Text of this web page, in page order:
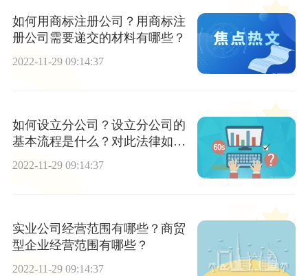
如何用商标注册公司？用商标注
册公司需要递交的材料有哪些？
2022-11-29 09:14:37
如何设立分公司？设立分公司的
基本流程是什么？对此法律如何
2022-11-29 09:14:37
实业公司经营范围有哪些？商贸
型企业经营范围有哪些？
2022-11-29 09:14:37